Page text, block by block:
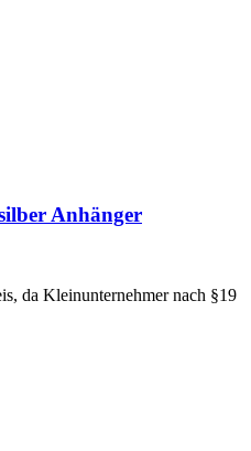
Anhänger
da Kleinunternehmer nach §19